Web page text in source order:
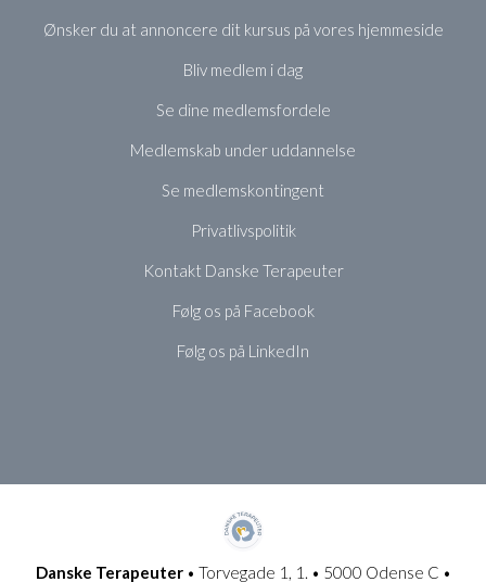
Ønsker du at annoncere dit kursus på vores hjemmeside
Bliv medlem i dag
Se dine medlemsfordele
Medlemskab under uddannelse
Se medlemskontingent
Privatlivspolitik
Kontakt Danske Terapeuter
Følg os på Facebook
Følg os på LinkedIn
Danske Terapeuter• Torvegade 1, 1. • 5000 Odense C •